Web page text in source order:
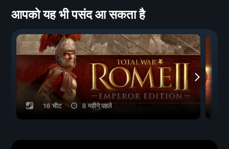
आपको यह भी पसंद आ सकता है
16 चीट 8 महीने पहले